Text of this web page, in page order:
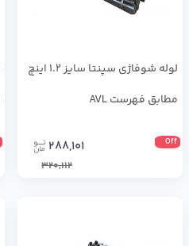
لوله شوفاژی سپنتا سایز 1.2 اینچ
مطابق فهرست AVL
Off
288,101
320,112